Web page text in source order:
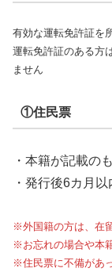
有効な運転免許証を
運転免許証のある方
ません
①住民票
・本籍が記載の
・発行後6カ月以
※外国籍の方は、在
※お忘れの場合や本
※住民票に不備があ